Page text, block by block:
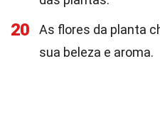
20
As flores da planta
sua beleza e aroma.